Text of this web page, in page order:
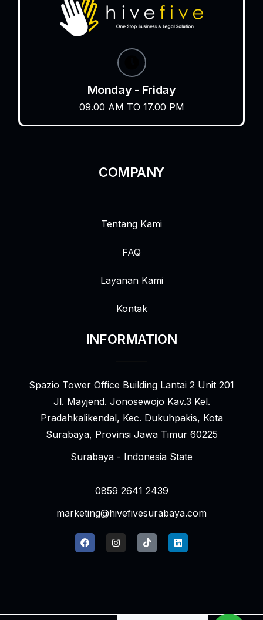
Monday - Friday
09.00 AM TO 17.00 PM
COMPANY
Tentang Kami
FAQ
Layanan Kami
Kontak
INFORMATION
Spazio Tower Office Building Lantai 2 Unit 201
Jl. Mayjend. Jonosewojo Kav.3 Kel.
Pradahkalikendal, Kec. Dukuhpakis, Kota
Surabaya, Provinsi Jawa Timur 60225
Surabaya - Indonesia State
0859 2641 2439
marketing@hivefivesurabaya.com